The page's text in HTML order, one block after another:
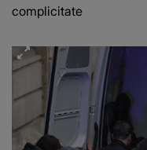
complicitate